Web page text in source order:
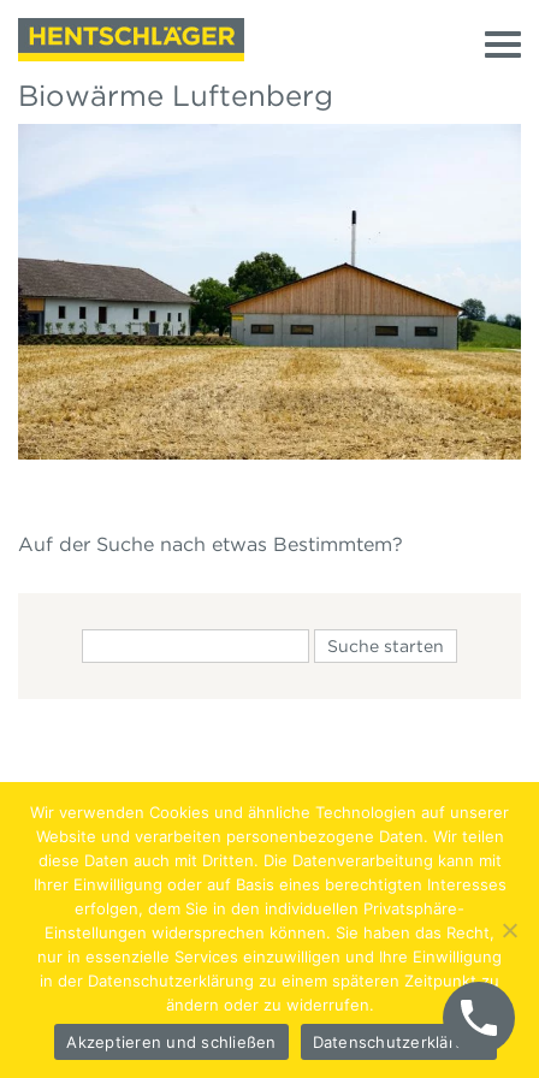
Biowärme Luftenberg
Auf der Suche nach etwas Bestimmtem?
Jobs Lehrstellen Impressum AGB Datenschutz
Hentschläger Bau GmbH – A-4222 Langenstein,
Wir verwenden Cookies und ähnliche Technologien auf unserer
Website und verarbeiten personenbezogene Daten. Wir teilen
diese Daten auch mit Dritten. Die Datenverarbeitung kann mit
Ihrer Einwilligung oder auf Basis eines berechtigten Interesses
erfolgen, dem Sie in den individuellen Privatsphäre-
Einstellungen widersprechen können. Sie haben das Recht,
nur in essenzielle Services einzuwilligen und Ihre Einwilligung
in der Datenschutzerklärung zu einem späteren Zeitpunkt zu
ändern oder zu widerrufen.
Akzeptieren und schließen
Datenschutzerklärung